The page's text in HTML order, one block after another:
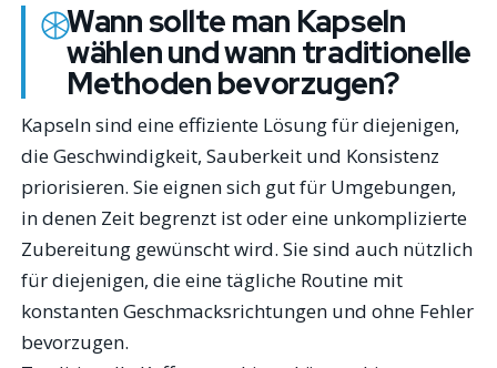
Wann sollte man Kapseln
wählen und wann traditionelle
Methoden bevorzugen?
Kapseln sind eine effiziente Lösung für diejenigen,
die Geschwindigkeit, Sauberkeit und Konsistenz
priorisieren. Sie eignen sich gut für Umgebungen,
in denen Zeit begrenzt ist oder eine unkomplizierte
Zubereitung gewünscht wird. Sie sind auch nützlich
für diejenigen, die eine tägliche Routine mit
konstanten Geschmacksrichtungen und ohne Fehler
bevorzugen.